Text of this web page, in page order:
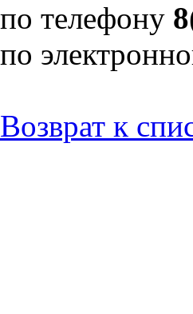
по телефону
по
Возврат к